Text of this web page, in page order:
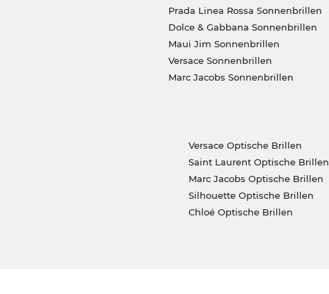
Prada Linea Rossa Sonnenbrillen
Dolce & Gabbana Sonnenbrillen
Maui Jim Sonnenbrillen
Versace Sonnenbrillen
Marc Jacobs Sonnenbrillen
Versace Optische Brillen
Saint Laurent Optische Brillen
Marc Jacobs Optische Brillen
Silhouette Optische Brillen
Chloé Optische Brillen